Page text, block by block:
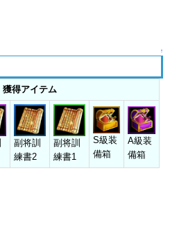
↑
獲得アイテム
副将訓
練書2
副将訓
練書1
S級装
備箱
A級装
備箱